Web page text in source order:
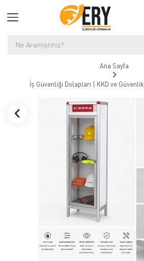
Ana Sayfa
İş Güvenliği Dolapları | KKD ve